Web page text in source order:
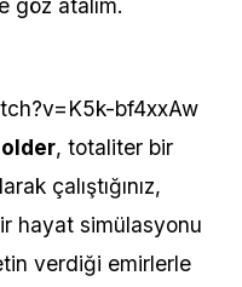
göz atalım.
bf4xxAw
, totaliter bir
çalıştığınız,
hayat simülasyonu
verdiği emirlerle